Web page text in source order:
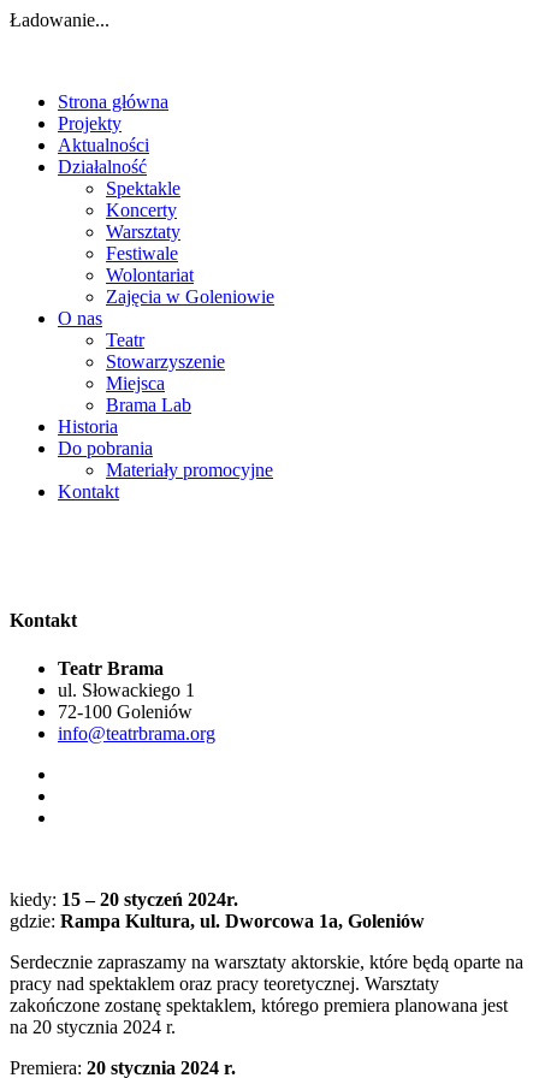
Ładowanie...
Strona główna
Projekty
Aktualności
Działalność
Spektakle
Koncerty
Warsztaty
Festiwale
Wolontariat
Zajęcia w Goleniowie
O nas
Teatr
Stowarzyszenie
Miejsca
Brama Lab
Historia
Do pobrania
Materiały promocyjne
Kontakt
Kontakt
Teatr Brama
ul. Słowackiego 1
72-100 Goleniów
info@teatrbrama.org
kiedy: 15 – 20 styczeń 2024r.
gdzie: Rampa Kultura, ul. Dworcowa 1a, Goleniów
Serdecznie zapraszamy na warsztaty aktorskie, które będą oparte na
pracy nad spektaklem oraz pracy teoretycznej. Warsztaty
zakończone zostanę spektaklem, którego premiera planowana jest
na 20 stycznia 2024 r.
Premiera: 20 stycznia 2024 r.